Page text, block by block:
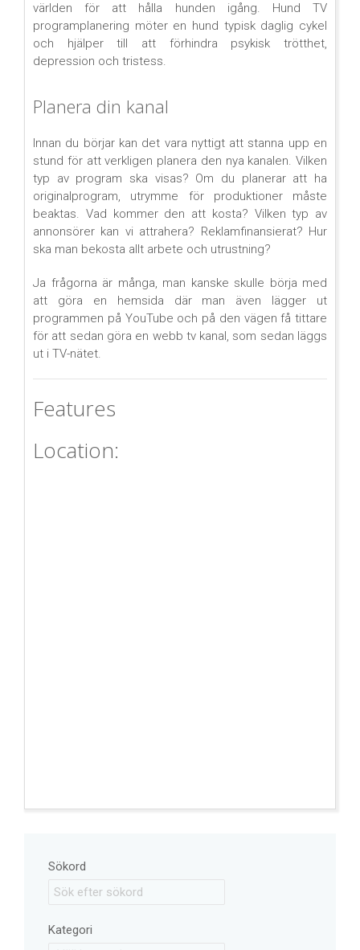
världen för att hålla hunden igång. Hund TV
programplanering möter en hund typisk daglig cykel
och hjälper till att förhindra psykisk trötthet,
depression och tristess.
Planera din kanal
Innan du börjar kan det vara nyttigt att stanna upp en
stund för att verkligen planera den nya kanalen. Vilken
typ av program ska visas? Om du planerar att ha
originalprogram, utrymme för produktioner måste
beaktas. Vad kommer den att kosta? Vilken typ av
annonsörer kan vi attrahera? Reklamfinansierat? Hur
ska man bekosta allt arbete och utrustning?
Ja frågorna är många, man kanske skulle börja med
att göra en hemsida där man även lägger ut
programmen på YouTube och på den vägen få tittare
för att sedan göra en webb tv kanal, som sedan läggs
ut i TV-nätet.
Features
Location:
Sökord
Kategori